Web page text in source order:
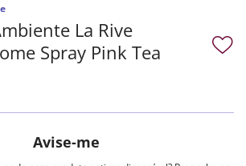
La Rive
Spray Pink Tea